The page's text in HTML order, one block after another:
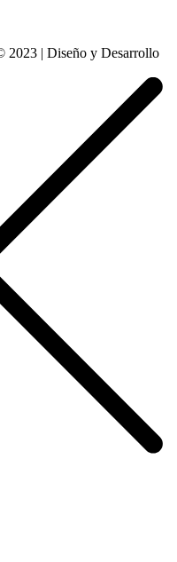
| Diseño y Desarrollo